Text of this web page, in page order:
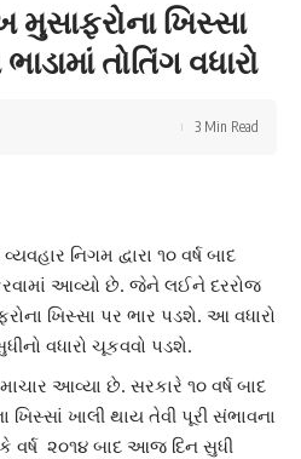
મુસાફરોના ખિસ્સા
તોતિંગ વધારો
3 Min Read
નિગમ દ્વારા ૧૦ વર્ષ બાદ
કરવામાં આવ્યો છે. જેને લઈને દરરોજ
ખિસ્સા પર ભાર પડશે. આ વધારો
વધારો ચૂકવવો પડશે.
આવ્યા છે. સરકારે ૧૦ વર્ષ બાદ
ખિસ્સાં ખાલી થાય તેવી પૂરી સંભાવના
વર્ષ ૨૦૧૪ બાદ આજ દિન સુધી